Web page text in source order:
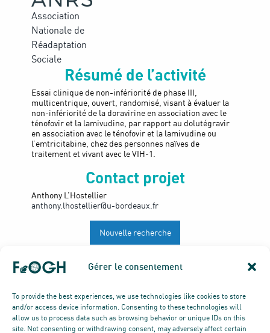
Gérer le consentement
To provide the best experiences, we use technologies like cookies to store
and/or access device information. Consenting to these technologies will
allow us to process data such as browsing behavior or unique IDs on this
site. Not consenting or withdrawing consent, may adversely affect certain
Association
Nationale de
Réadaptation
Sociale
Résumé de l’activité
Essai clinique de non-infériorité de phase III,
multicentrique, ouvert, randomisé, visant à évaluer la
non-infériorité de la doravirine en association avec le
ténofovir et la lamivudine, par rapport au dolutégravir
en association avec le ténofovir et la lamivudine ou
l’emtricitabine, chez des personnes naïves de
traitement et vivant avec le VIH-1.
Contact projet
Anthony L’Hostellier
anthony.lhostellier@u-bordeaux.fr
Nouvelle recherche